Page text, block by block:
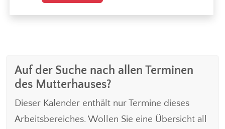
Auf der Suche nach allen Terminen
des Mutterhauses?
Dieser Kalender enthält nur Termine dieses
Arbeitsbereiches. Wollen Sie eine Übersicht all